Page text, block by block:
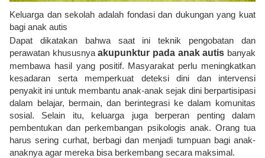
Keluarga dan sekolah adalah fondasi dan dukungan yang kuat
bagi anak autis
Dapat dikatakan bahwa saat ini teknik pengobatan dan
perawatan khususnyaakupunktur pada anak autis banyak
membawa hasil yang positif. Masyarakat perlu meningkatkan
kesadaran serta memperkuat deteksi dini dan intervensi
penyakit ini untuk membantu anak-anak sejak dini berpartisipasi
dalam belajar, bermain, dan berintegrasi ke dalam komunitas
sosial. Selain itu, keluarga juga berperan penting dalam
pembentukan dan perkembangan psikologis anak. Orang tua
harus sering curhat, berbagi dan menjadi tumpuan bagi anak-
anaknya agar mereka bisa berkembang secara maksimal.